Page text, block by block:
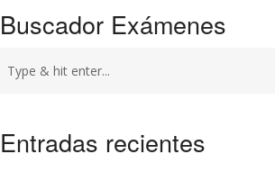
Buscador Exámenes
Entradas recientes